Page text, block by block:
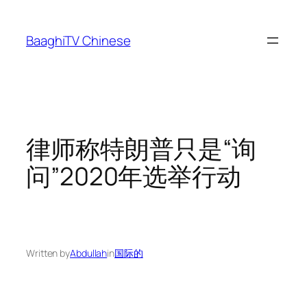
content
BaaghiTV Chinese
律师称特朗普只是“询
问”2020年选举行动
Written byAbdullahin国际的